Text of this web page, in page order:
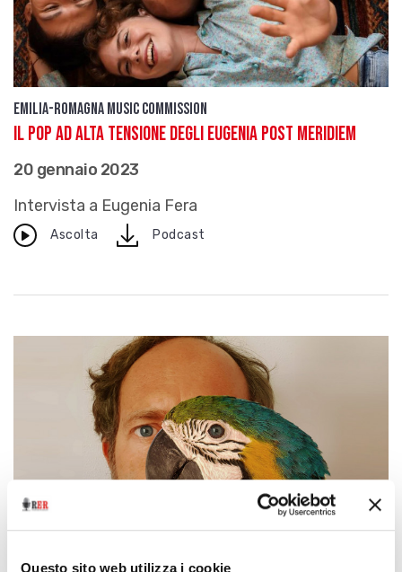
Questo sito web utilizza i cookie
Emilia-Romagna Music Commission
IL POP AD ALTA TENSIONE DEGLI EUGENIA POST MERIDIEM
20 gennaio 2023
Intervista a Eugenia Fera
Ascolta downloadPodcast